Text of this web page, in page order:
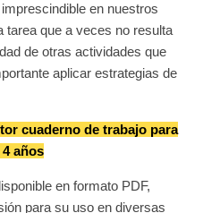
en nuestros
tarea que a veces no resulta
de otras actividades que
aplicar estrategias de
cuaderno de trabajo para
años
en formato PDF,
para su uso en diversas